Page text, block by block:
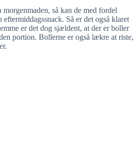
så kan de med fordel
Så er det også klaret
er det dog sjældent, at der er boller
portion. Bollerne er også lækre at riste,